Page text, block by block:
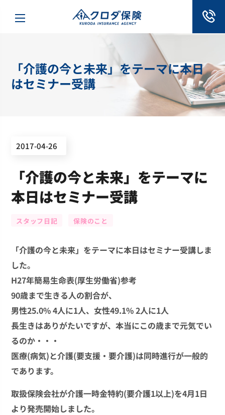
「介護の今と未来」をテーマに本日
はセミナー受講
2017-04-26
「介護の今と未来」をテーマに
本日はセミナー受講
スタッフ日記 保険のこと
「介護の今と未来」をテーマに本日はセミナー受講しま
した。
H27年簡易生命表(厚生労働省)参考
90歳まで生きる人の割合が、
男性25.0% 4人に1人、女性49.1% 2人に1人
長生きはありがたいですが、本当にこの歳まで元気でい
るのか・・・
医療(病気)と介護(要支援・要介護)は同時進行が一般的
であります。
取扱保険会社が介護一時金特約(要介護1以上)を4月1日
より発売開始しました。